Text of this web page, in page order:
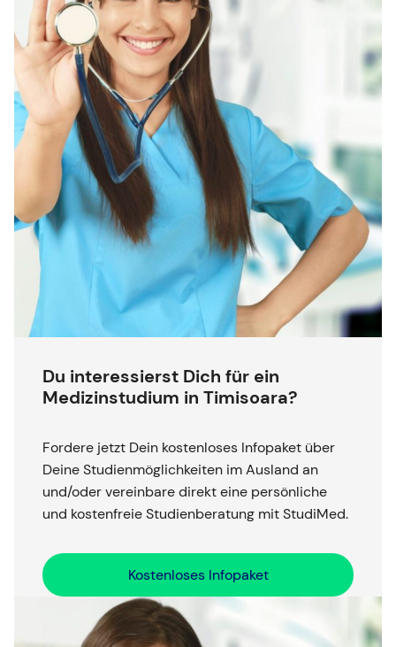
Du interessierst Dich für ein
Medizinstudium in Timisoara?
Fordere jetzt Dein kostenloses Infopaket über
Deine Studienmöglichkeiten im Ausland an
und/oder vereinbare direkt eine persönliche
und kostenfreie Studienberatung mit StudiMed.
Kostenloses Infopaket